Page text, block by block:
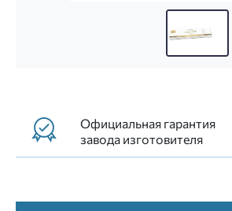
ВМС Т-образной формы с
Официальная гарантия
завода изготовителя